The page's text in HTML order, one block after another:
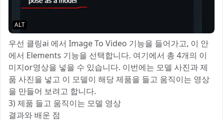
ALT
우선 클링ai 에서 Image To Video 기능을 들어가고, 이 안
에서 Elements 기능을 선택합니다. 여기에서 총 4개의 이
미지or영상을 넣을 수 있습니다. 이번에는 모델 사진과 제
품 사진을 넣고 이 모델이 해당 제품을 들고 움직이는 영상
을 만들어 보려고 합니다.
3) 제품 들고 움직이는 모델 영상
결과와 배운 점